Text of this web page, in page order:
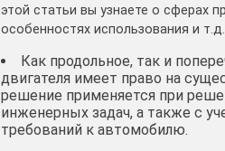
этой статьи вы узнаете о сферах
особенностях использования и т.д.
Как продольное, так и
двигателя имеет право на
решение применяется при
инженерных задач, а также с
требований к автомобилю.